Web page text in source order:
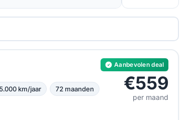
Aanbevolen deal
€559
per maand
5.000 km/jaar 72 maanden